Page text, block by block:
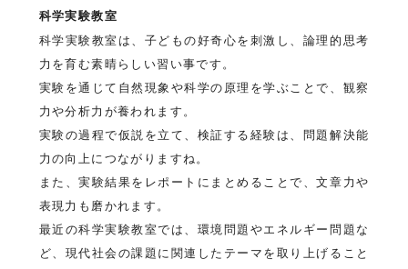
科学実験教室
科学実験教室は、子どもの好奇心を刺激し、論理的思考
力を育む素晴らしい習い事です。
実験を通じて自然現象や科学の原理を学ぶことで、観察
力や分析力が養われます。
実験の過程で仮説を立て、検証する経験は、問題解決能
力の向上につながりますね。
また、実験結果をレポートにまとめることで、文章力や
表現力も磨かれます。
最近の科学実験教室では、環境問題やエネルギー問題な
ど、現代社会の課題に関連したテーマを取り上げること